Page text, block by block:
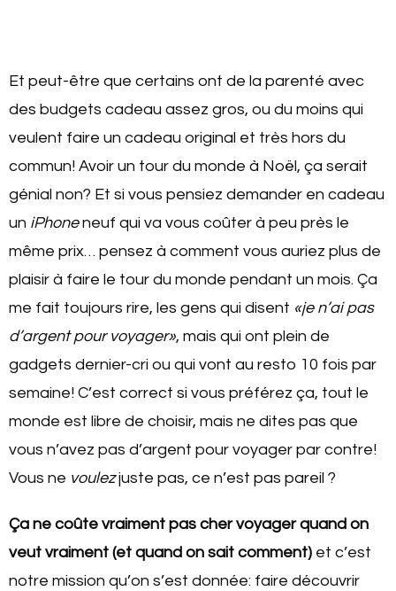
Et peut-être que certains ont de la parenté avec
des budgets cadeau assez gros, ou du moins qui
veulent faire un cadeau original et très hors du
commun! Avoir un tour du monde à Noël, ça serait
génial non? Et si vous pensiez demander en cadeau
un iPhoneneuf qui va vous coûter à peu près le
même prix… pensez à comment vous auriez plus de
plaisir à faire le tour du monde pendant un mois. Ça
me fait toujours rire, les gens qui disent «je n’ai pas
d’argent pour voyager», mais qui ont plein de
gadgets dernier-cri ou qui vont au resto 10 fois par
semaine! C’est correct si vous préférez ça, tout le
monde est libre de choisir, mais ne dites pas que
vous n’avez pas d’argent pour voyager par contre!
Vous ne voulezjuste pas, ce n’est pas pareil ?
Ça ne coûte vraiment pas cher voyager quand on
veut vraiment (et quand on sait comment) et c’est
notre mission qu’on s’est donnée: faire découvrir